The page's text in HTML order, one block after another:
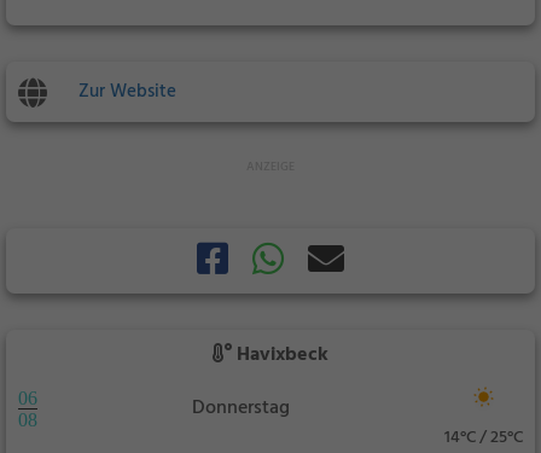
Zur Website
Havixbeck
06
08
Donnerstag
14°C / 25°C